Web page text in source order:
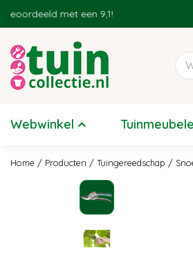
Home Producten Tuingereedschap
met een 9,1!
Webwinkel